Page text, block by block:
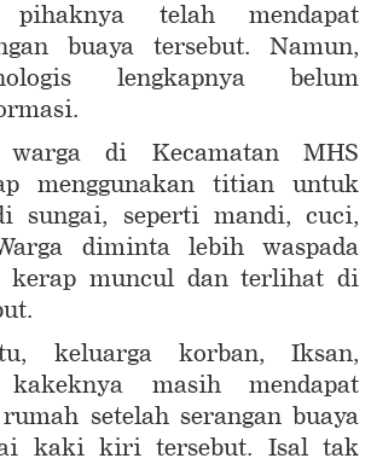
pihaknya telah mendapat
buaya tersebut. Namun,
lengkapnya belum
warga di Kecamatan MHS
menggunakan titian untuk
sungai, seperti mandi, cuci,
diminta lebih waspada
kerap muncul dan terlihat di
keluarga korban, Iksan,
kakeknya masih mendapat
setelah serangan buaya
kaki kiri tersebut. Isal tak